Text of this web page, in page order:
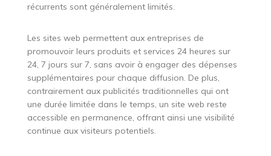
récurrents sont généralement limités.
Les sites web permettent aux entreprises de
promouvoir leurs produits et services 24 heures sur
24, 7 jours sur 7, sans avoir à engager des dépenses
supplémentaires pour chaque diffusion. De plus,
contrairement aux publicités traditionnelles qui ont
une durée limitée dans le temps, un site web reste
accessible en permanence, offrant ainsi une visibilité
continue aux visiteurs potentiels.